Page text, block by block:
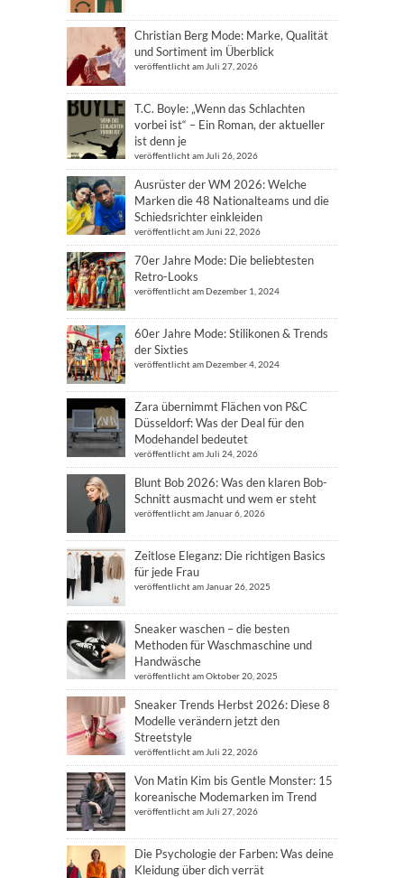
Christian Berg Mode: Marke, Qualität
und Sortiment im Überblick
veröffentlicht am Juli 27, 2026
T.C. Boyle: „Wenn das Schlachten
vorbei ist“ – Ein Roman, der aktueller
ist denn je
veröffentlicht am Juli 26, 2026
Ausrüster der WM 2026: Welche
Marken die 48 Nationalteams und die
Schiedsrichter einkleiden
veröffentlicht am Juni 22, 2026
70er Jahre Mode: Die beliebtesten
Retro-Looks
veröffentlicht am Dezember 1, 2024
60er Jahre Mode: Stilikonen & Trends
der Sixties
veröffentlicht am Dezember 4, 2024
Zara übernimmt Flächen von P&C
Düsseldorf: Was der Deal für den
Modehandel bedeutet
veröffentlicht am Juli 24, 2026
Blunt Bob 2026: Was den klaren Bob-
Schnitt ausmacht und wem er steht
veröffentlicht am Januar 6, 2026
Zeitlose Eleganz: Die richtigen Basics
für jede Frau
veröffentlicht am Januar 26, 2025
Sneaker waschen – die besten
Methoden für Waschmaschine und
Handwäsche
veröffentlicht am Oktober 20, 2025
Sneaker Trends Herbst 2026: Diese 8
Modelle verändern jetzt den
Streetstyle
veröffentlicht am Juli 22, 2026
Von Matin Kim bis Gentle Monster: 15
koreanische Modemarken im Trend
veröffentlicht am Juli 27, 2026
Die Psychologie der Farben: Was deine
Kleidung über dich verrät